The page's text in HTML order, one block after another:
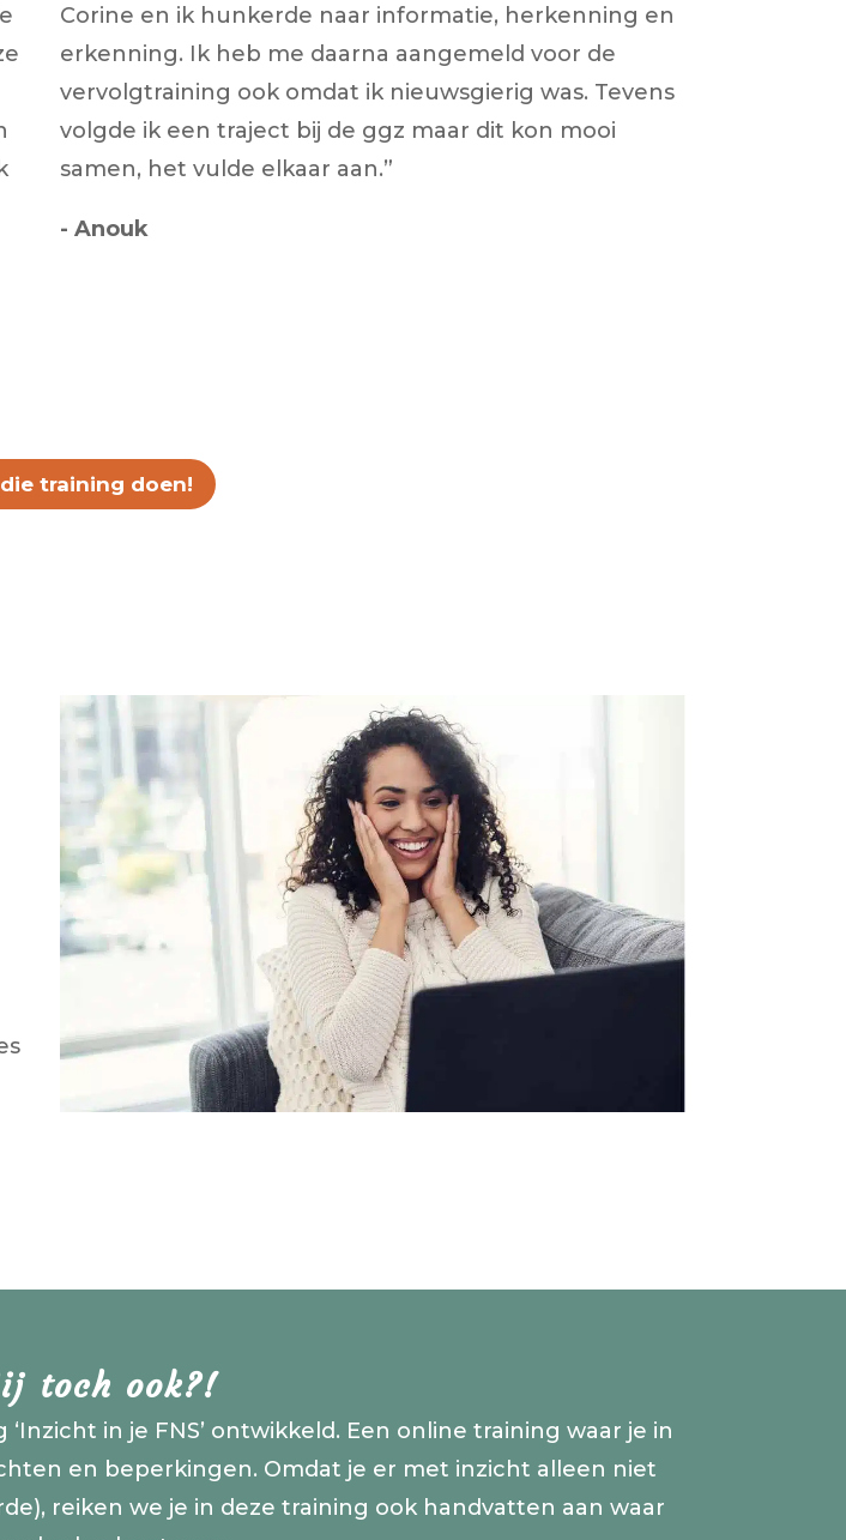
Corine en ik hunkerde naar informatie, herkenning en
erkenning. Ik heb me daarna aangemeld voor de
vervolgtraining ook omdat ik nieuwsgierig was. Tevens
volgde ik een traject bij de ggz maar dit kon mooi
samen, het vulde elkaar aan.”
- Anouk
training doen!
toch ook?!
‘Inzicht in je FNS’ ontwikkeld. Een online training waar je in
en beperkingen. Omdat je er met inzicht alleen niet
reiken we je in deze training ook handvatten aan waar